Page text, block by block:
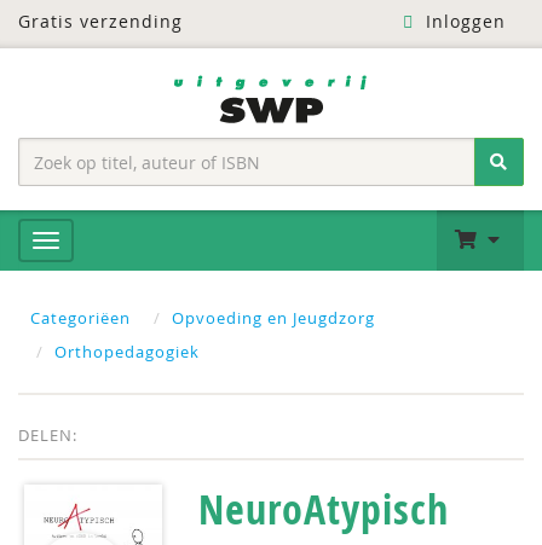
Gratis verzending Inloggen
Categoriëen
Opvoeding en Jeugdzorg
Orthopedagogiek
DELEN:
NeuroAtypisch